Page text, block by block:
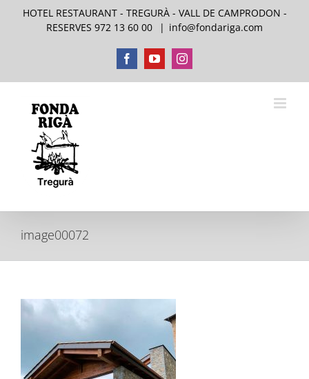
HOTEL RESTAURANT - TREGURÀ - VALL DE CAMPRODON -
RESERVES 972 13 60 00
| info@fondariga.com
FacebookYouTubeInstagram
image00072